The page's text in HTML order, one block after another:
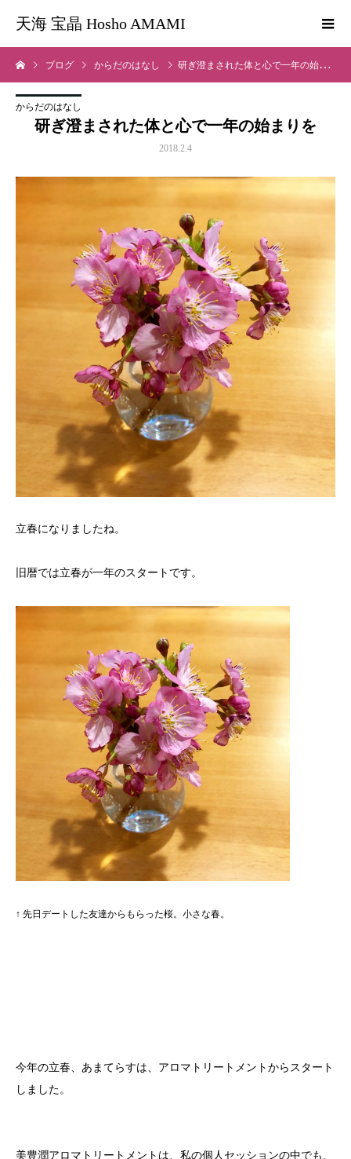
天海 宝晶 Hosho AMAMI
ブログ からだのはなし 研ぎ澄まされた体と心で一年の始まりを
からだのはなし
研ぎ澄まされた体と心で一年の始まりを
2018.2.4
立春になりましたね。
旧暦では立春が一年のスタートです。
↑ 先日デートした友達からもらった桜。小さな春。
今年の立春、あまてらすは、アロマトリートメントからスタート
しました。
美豊潤アロマトリートメントは、私の個人セッションの中でも、